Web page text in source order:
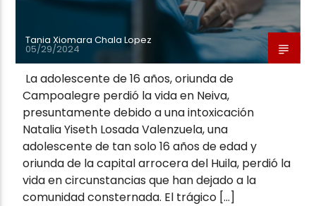
Tania Xiomara Chala Lopez
05/29/2024
La adolescente de 16 años, oriunda de
Campoalegre perdió la vida en Neiva,
presuntamente debido a una intoxicación
Natalia Yiseth Losada Valenzuela, una
adolescente de tan solo 16 años de edad y
oriunda de la capital arrocera del Huila, perdió la
vida en circunstancias que han dejado a la
comunidad consternada. El trágico […]